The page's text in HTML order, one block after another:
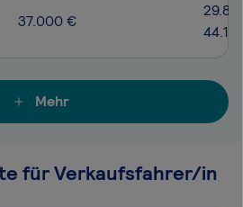
37.000 €
Mehr
für Verkaufsfahrer/in